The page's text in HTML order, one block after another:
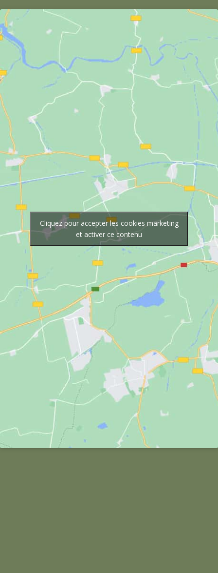
Cliquez pour accepter les cookies marketing
et activer ce contenu